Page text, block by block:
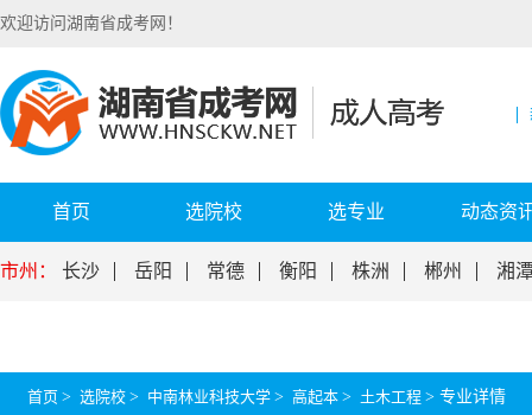
欢迎访问湖南省成考网！
首页 选院校 选专业 动态资
市州： 长沙 岳阳 常德 衡阳 株洲 郴州 湘
首页 > 选院校 > 中南林业科技大学 > 高起本 > 土木工程 > 专业详情